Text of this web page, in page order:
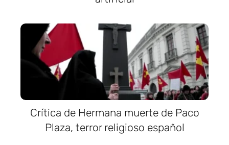
Crítica de Hermana muerte de Paco
Plaza, terror religioso español